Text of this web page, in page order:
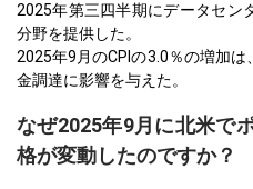
2025年第三四半期にデータセン
分野を提供した。
2025年9月のCPIの3.0％の増加
金調達に影響を与えた。
なぜ2025年9月に北米で
格が変動したのですか？